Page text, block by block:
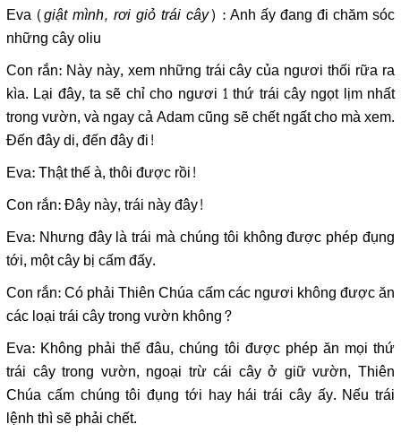
Eva (giật mình, rơi giỏ trái cây) : Anh ấy đang đi chăm sóc
những cây oliu
Con rắn: Này này, xem những trái cây của ngươi thối rữa ra
kìa. Lại đây, ta sẽ chỉ cho ngươi 1 thứ trái cây ngọt lịm nhất
trong vườn, và ngay cả Adam cũng sẽ chết ngất cho mà xem.
Đến đây di, đến đây đi!
Eva: Thật thế à, thôi được rồi!
Con rắn: Đây này, trái này đây!
Eva: Nhưng đây là trái mà chúng tôi không được phép đụng
tới, một cây bị cấm đấy.
Con rắn: Có phải Thiên Chúa cấm các ngươi không được ăn
các loại trái cây trong vườn không?
Eva: Không phải thế đâu, chúng tôi được phép ăn mọi thứ
trái cây trong vườn, ngoại trừ cái cây ở giữ vườn, Thiên
Chúa cấm chúng tôi đụng tới hay hái trái cây ấy. Nếu trái
lệnh thì sẽ phải chết.